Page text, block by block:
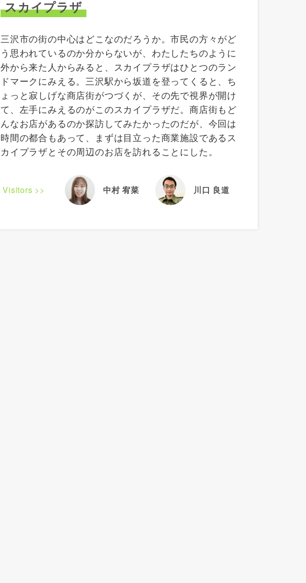
スカイプラザ
三沢市の街の中心はどこなのだろうか。市民の方々がど
う思われているのか分からないが、わたしたちのように
外から来た人からみると、スカイプラザはひとつのラン
ドマークにみえる。三沢駅から坂道を登ってくると、ち
ょっと寂しげな商店街がつづくが、その先で視界が開け
て、左手にみえるのがこのスカイプラザだ。商店街もど
んなお店があるのか探訪してみたかったのだが、今回は
時間の都合もあって、まずは目立った商業施設であるス
カイプラザとその周辺のお店を訪れることにした。
Visitors >> 中村 宥菜 川口 良道